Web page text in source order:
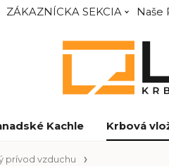
ZÁKAZNÍCKA SEKCIA Naše
Kachle Krbová
prívod vzduchu